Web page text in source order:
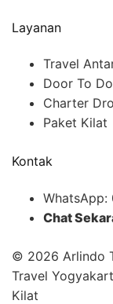
Layanan
Travel
Door To
Charter
Paket Kilat
Kontak
Chat
© 2026 Arlindo
Travel
Kilat